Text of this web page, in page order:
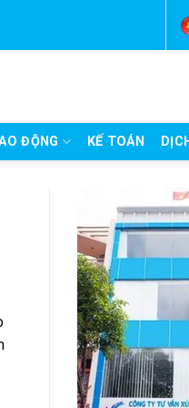
ĐỘNG KẾ TOÁN